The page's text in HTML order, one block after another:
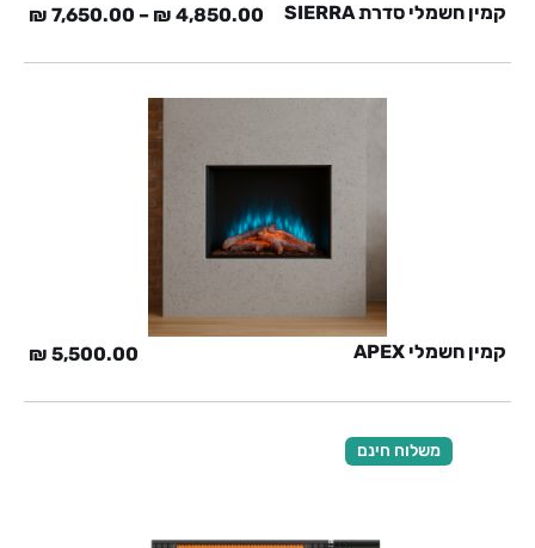
קמין חשמלי סדרת SIERRA 4,850.00
₪
–
7,650.00
₪
קמין חשמלי APEX 5,500.00
₪
משלוח חינם